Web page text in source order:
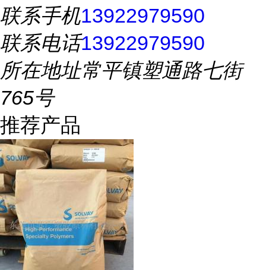
联系手机13922979590
联系电话13922979590
所在地址常平镇塑通路七街
765号
推荐产品